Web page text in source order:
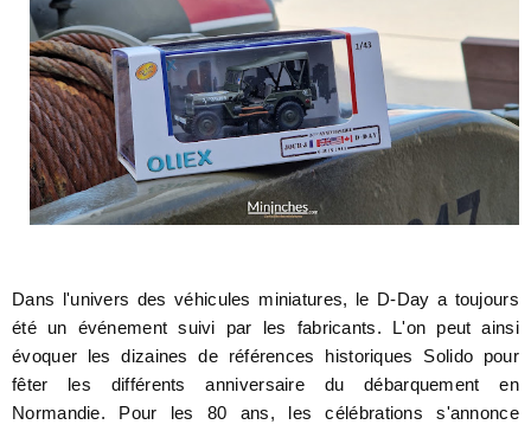
Dans l'univers des véhicules miniatures, le D-Day a toujours
été un événement suivi par les fabricants. L'on peut ainsi
évoquer les dizaines de références historiques Solido pour
fêter les différents anniversaire du débarquement en
Normandie. Pour les 80 ans, les célébrations s'annonce